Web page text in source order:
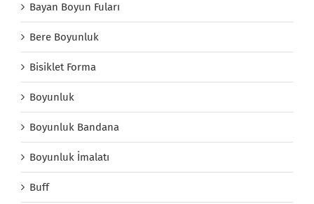
Bayan Boyun Fuları
Bere Boyunluk
Bisiklet Forma
Boyunluk
Boyunluk Bandana
Boyunluk İmalatı
Buff